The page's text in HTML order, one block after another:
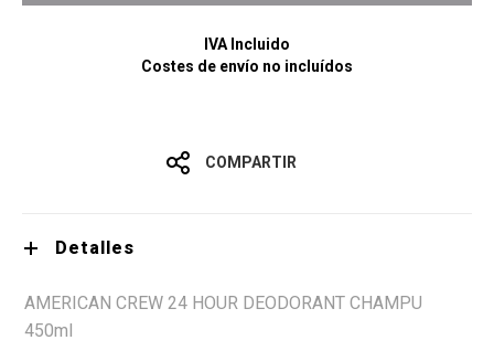
IVA Incluido
Costes de envío no incluídos
COMPARTIR
Detalles
AMERICAN CREW 24 HOUR DEODORANT CHAMPU
450ml